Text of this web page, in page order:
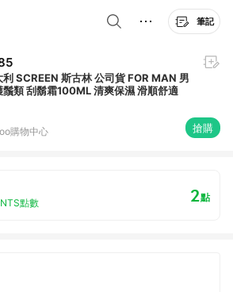
筆記
利 SCREEN 斯古林 公司貨 FOR MAN 男
鬚類 刮鬍霜100ML 清爽保濕 滑順舒適
購物中心 搶購
點數 2點